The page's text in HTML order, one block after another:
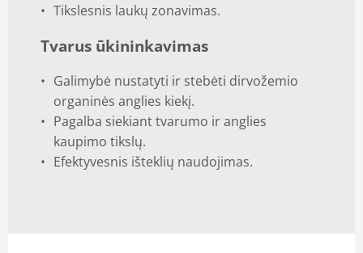
Tikslesnis laukų zonavimas.
Tvarus ūkininkavimas
Galimybė nustatyti ir stebėti dirvožemio
organinės anglies kiekį.
Pagalba siekiant tvarumo ir anglies
kaupimo tikslų.
Efektyvesnis išteklių naudojimas.